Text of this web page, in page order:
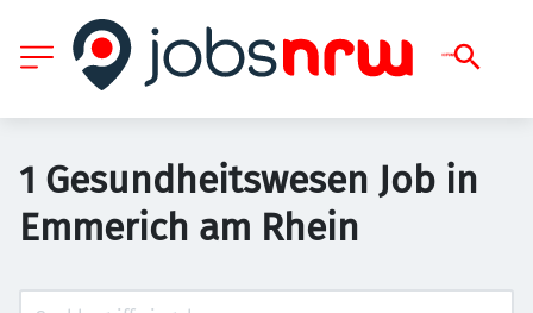
1 Gesundheitswesen Job in
Emmerich am Rhein